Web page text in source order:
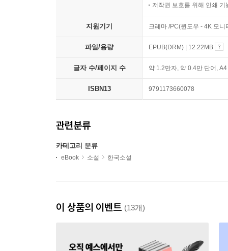
저작권 보호를 위해 인쇄 기
지원기기 크레마 /PC(윈도우 - 4K 모
파일/용량 EPUB(DRM) | 12.22MB
글자 수/페이지 수 약 1.2만자, 약 0.4만 단어,
ISBN13 9791173660078
관련분류
카테고리 분류
eBook 소설 한국소설
이 상품의 이벤트 (13개)